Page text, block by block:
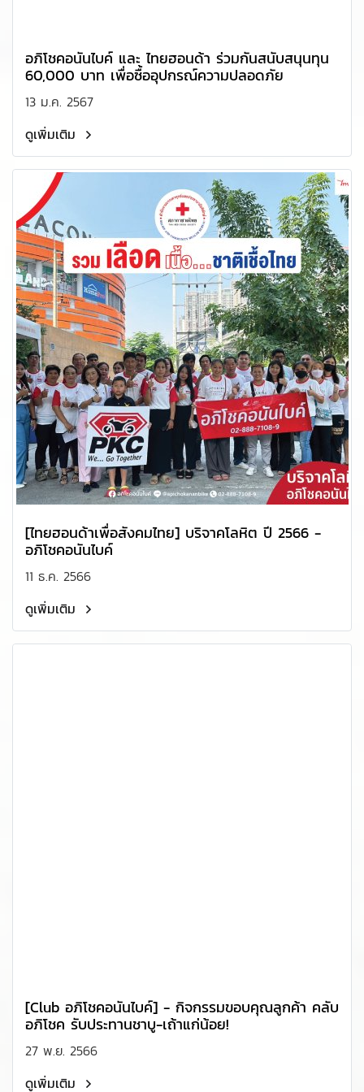
อภิโชคอนันไบค์ และ ไทยฮอนด้า ร่วมกันสนับสนุนทุน
60,000 บาท เพื่อซื้ออุปกรณ์ความปลอดภัย
13 ม.ค. 2567
ดูเพิ่มเติม
[ไทยฮอนด้าเพื่อสังคมไทย] บริจาคโลหิต ปี 2566 -
อภิโชคอนันไบค์
11 ธ.ค. 2566
ดูเพิ่มเติม
[Club อภิโชคอนันไบค์] - กิจกรรมขอบคุณลูกค้า คลับ
อภิโชค รับประทานชาบู-เถ้าแก่น้อย!
27 พ.ย. 2566
ดูเพิ่มเติม